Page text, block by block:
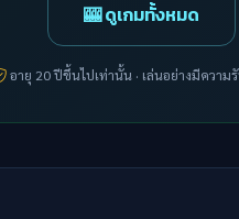
🎰 ดูเกมทั้งหมด
อายุ 20 ปีขึ้นไปเท่านั้น · เล่นอย่างมีความ